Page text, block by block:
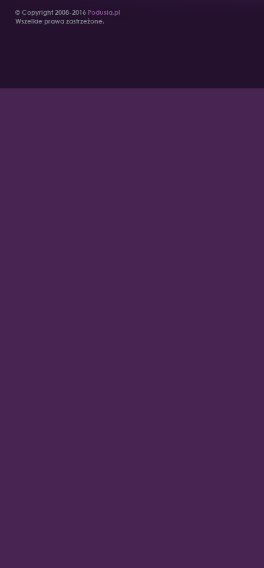
© Copyright 2008-2016 Podusia.pl
Wszelkie prawa zastrzeżone.